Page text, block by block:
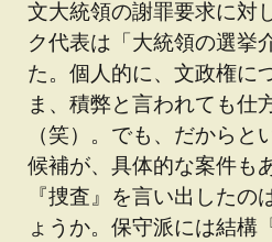
文大統領の謝罪要求に対
ク代表は「大統領の選挙
た。個人的に、文政権に
ま、積弊と言われても仕
（笑）。でも、だから
候補が、具体的な案件も
『捜査』を言い出したの
ょうか。保守派には結構